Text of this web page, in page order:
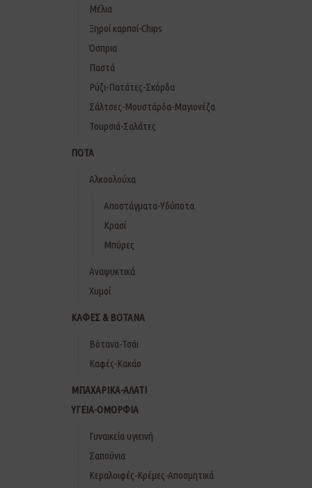
Μέλια
Ξηροί καρποί-Chips
Όσπρια
Παστά
Ρύζι-Πατάτες-Σκόρδα
Σάλτσες-Μουστάρδα-Μαγιονέζα
Τουρσιά-Σαλάτες
ΠΟΤΑ
Αλκοολούχα
Αποστάγματα-Υδύποτα
Κρασί
Μπύρες
Αναψυκτικά
Χυμοί
ΚΑΦΕΣ & ΒΟΤΑΝΑ
Βότανα-Τσάι
Καφές-Κακάο
ΜΠΑΧΑΡΙΚΑ-ΑΛΑΤΙ
ΥΓΕΙΑ-ΟΜΟΡΦΙΑ
Γυναικεία υγιεινή
Σαπούνια
Κεραλοιφές-Κρέμες-Αποσμητικά